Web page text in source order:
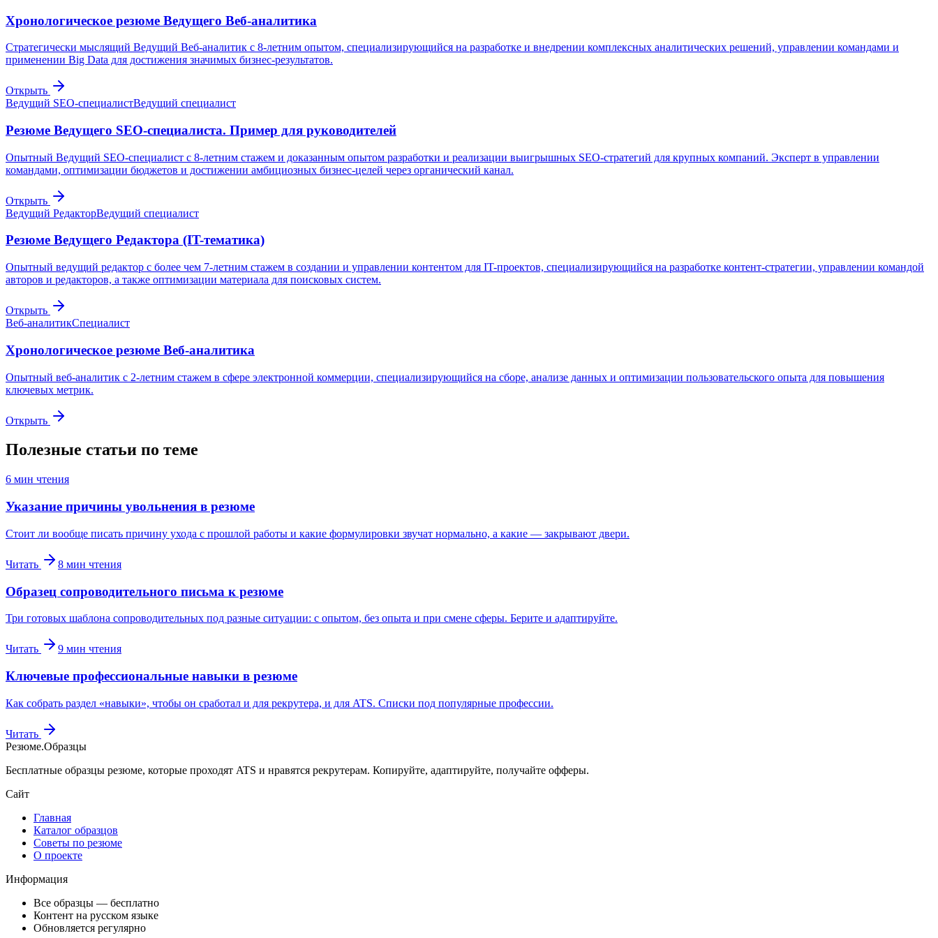
Хронологическое резюме Ведущего Веб-аналитика
Стратегически мыслящий Ведущий Веб-аналитик с 8-летним опытом, специализирующийся на разработке и внедрении комплексных аналитических решений, управлении командами и
применении Big Data для достижения значимых бизнес-результатов.
Открыть
Ведущий SEO-специалистВедущий специалист
Резюме Ведущего SEO-специалиста. Пример для руководителей
Опытный Ведущий SEO-специалист с 8-летним стажем и доказанным опытом разработки и реализации выигрышных SEO-стратегий для крупных компаний. Эксперт в управлении
командами, оптимизации бюджетов и достижении амбициозных бизнес-целей через органический канал.
Открыть
Ведущий РедакторВедущий специалист
Резюме Ведущего Редактора (IT-тематика)
Опытный ведущий редактор с более чем 7-летним стажем в создании и управлении контентом для IT-проектов, специализирующийся на разработке контент-стратегии, управлении командой
авторов и редакторов, а также оптимизации материала для поисковых систем.
Открыть
Веб-аналитикСпециалист
Хронологическое резюме Веб-аналитика
Опытный веб-аналитик с 2-летним стажем в сфере электронной коммерции, специализирующийся на сборе, анализе данных и оптимизации пользовательского опыта для повышения
ключевых метрик.
Открыть
Полезные статьи по теме
6 мин чтения
Указание причины увольнения в резюме
Стоит ли вообще писать причину ухода с прошлой работы и какие формулировки звучат нормально, а какие — закрывают двери.
Читать 8 мин чтения
Образец сопроводительного письма к резюме
Три готовых шаблона сопроводительных под разные ситуации: с опытом, без опыта и при смене сферы. Берите и адаптируйте.
Читать 9 мин чтения
Ключевые профессиональные навыки в резюме
Как собрать раздел «навыки», чтобы он сработал и для рекрутера, и для ATS. Списки под популярные профессии.
Читать
Резюме.Образцы
Бесплатные образцы резюме, которые проходят ATS и нравятся рекрутерам. Копируйте, адаптируйте, получайте офферы.
Сайт
Главная
Каталог образцов
Советы по резюме
О проекте
Информация
Все образцы — бесплатно
Контент на русском языке
Обновляется регулярно